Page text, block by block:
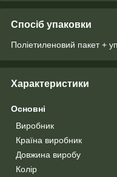
Спосіб упаковки
Поліетиленовий пакет +
Характеристики
Основні
Виробник
Країна виробник
Довжина виробу
Колір